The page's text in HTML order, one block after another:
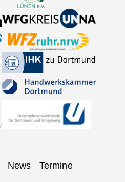
News Termine